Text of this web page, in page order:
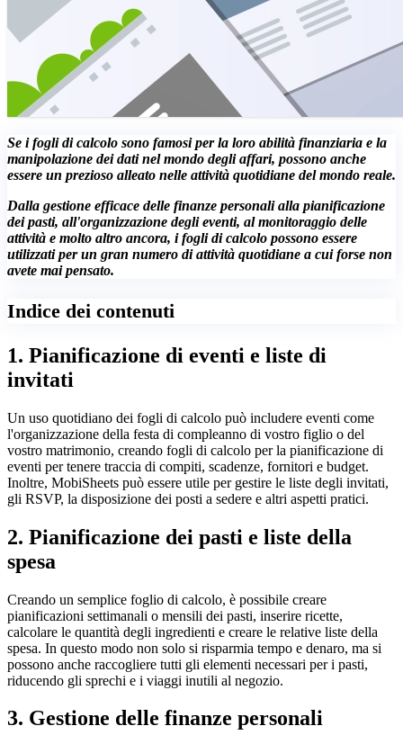
Se i fogli di calcolo sono famosi per la loro abilità finanziaria e la
manipolazione dei dati nel mondo degli affari, possono anche
essere un prezioso alleato nelle attività quotidiane del mondo reale.
Dalla gestione efficace delle finanze personali alla pianificazione
dei pasti, all'organizzazione degli eventi, al monitoraggio delle
attività e molto altro ancora, i fogli di calcolo possono essere
utilizzati per un gran numero di attività quotidiane a cui forse non
avete mai pensato.
Indice dei contenuti
1. Pianificazione di eventi e liste di
invitati
Un uso quotidiano dei fogli di calcolo può includere eventi come
l'organizzazione della festa di compleanno di vostro figlio o del
vostro matrimonio, creando fogli di calcolo per la pianificazione di
eventi per tenere traccia di compiti, scadenze, fornitori e budget.
Inoltre, MobiSheets può essere utile per gestire le liste degli invitati,
gli RSVP, la disposizione dei posti a sedere e altri aspetti pratici.
2. Pianificazione dei pasti e liste della
spesa
Creando un semplice foglio di calcolo, è possibile creare
pianificazioni settimanali o mensili dei pasti, inserire ricette,
calcolare le quantità degli ingredienti e creare le relative liste della
spesa. In questo modo non solo si risparmia tempo e denaro, ma si
possono anche raccogliere tutti gli elementi necessari per i pasti,
riducendo gli sprechi e i viaggi inutili al negozio.
3. Gestione delle finanze personali